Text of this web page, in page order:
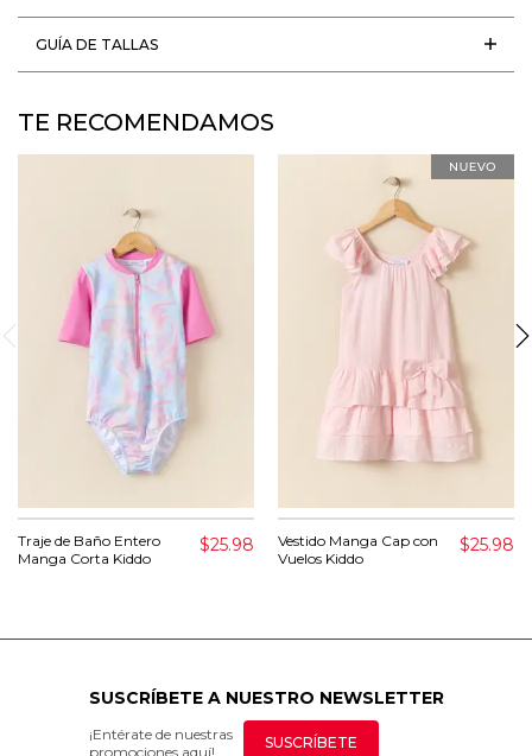
GUÍA DE TALLAS
TE RECOMENDAMOS
Traje de Baño Entero
Manga Corta Kiddo
$25.98
Vestido Manga Cap con
Vuelos Kiddo
$25.98
SUSCRÍBETE A NUESTRO NEWSLETTER
¡Entérate de nuestras
promociones aquí!
SUSCRÍBETE